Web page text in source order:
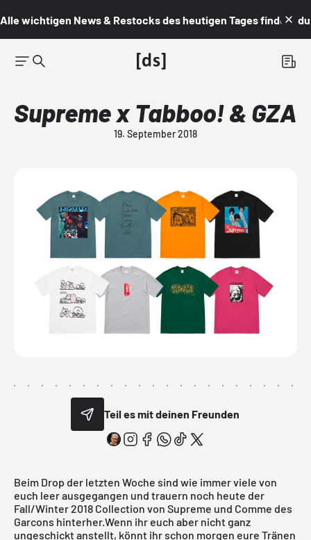
Alle wichtigen News & Restocks des heutigen Tages findest du
Supreme x Tabboo! & GZA
19. September 2018
Teil es mit deinen Freunden
Beim Drop der letzten Woche sind wie immer viele von
euch leer ausgegangen und trauern noch heute der
Fall/Winter 2018 Collection von Supreme und Comme des
Garcons hinterher.Wenn ihr euch aber nicht ganz
ungeschickt anstellt, könnt ihr schon morgen eure Tränen